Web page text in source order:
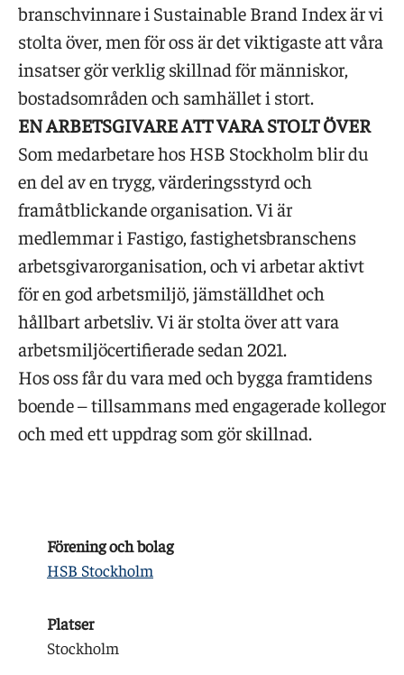
branschvinnare i Sustainable Brand Index är vi
stolta över, men för oss är det viktigaste att våra
insatser gör verklig skillnad för människor,
bostadsområden och samhället i stort.
EN ARBETSGIVARE ATT VARA STOLT ÖVER
Som medarbetare hos HSB Stockholm blir du
en del av en trygg, värderingsstyrd och
framåtblickande organisation. Vi är
medlemmar i Fastigo, fastighetsbranschens
arbetsgivarorganisation, och vi arbetar aktivt
för en god arbetsmiljö, jämställdhet och
hållbart arbetsliv. Vi är stolta över att vara
arbetsmiljöcertifierade sedan 2021.
Hos oss får du vara med och bygga framtidens
boende – tillsammans med engagerade kollegor
och med ett uppdrag som gör skillnad.
Förening och bolag
HSB Stockholm
Platser
Stockholm